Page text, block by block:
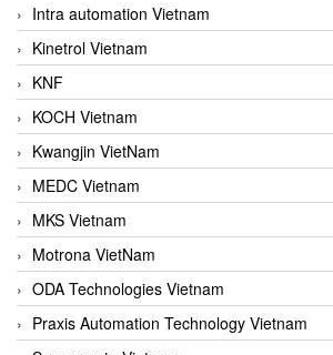
Intra automation Vietnam
Kinetrol Vietnam
KNF
KOCH Vietnam
Kwangjin VietNam
MEDC Vietnam
MKS Vietnam
Motrona VietNam
ODA Technologies Vietnam
Praxis Automation Technology Vietnam